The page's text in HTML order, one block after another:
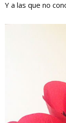
Y a las que no